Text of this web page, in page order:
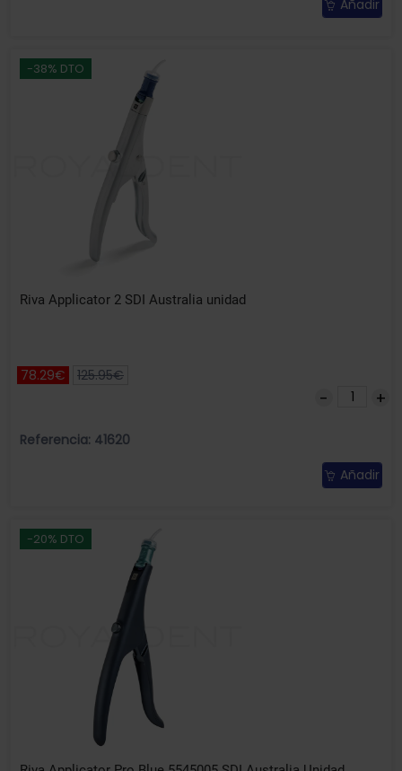
Añadir
-38% DTO
Riva Applicator 2 SDI Australia unidad
78.29€ 125.95€
Referencia: 41620
Añadir
-20% DTO